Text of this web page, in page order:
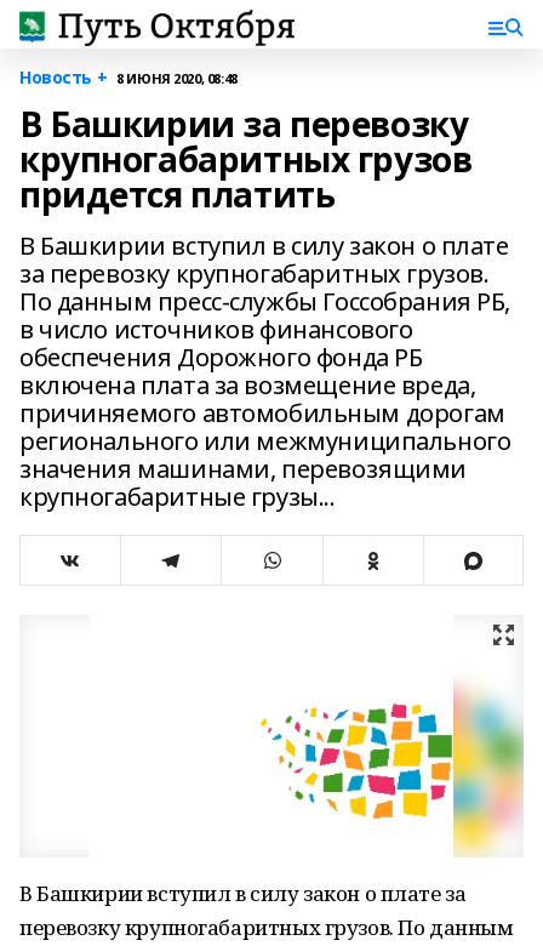
Новость + 8 ИЮНЯ 2020, 08:48
В Башкирии за перевозку
крупногабаритных грузов
придется платить
В Башкирии вступил в силу закон о плате
за перевозку крупногабаритных грузов.
По данным пресс-службы Госсобрания РБ,
в число источников финансового
обеспечения Дорожного фонда РБ
включена плата за возмещение вреда,
причиняемого автомобильным дорогам
регионального или межмуниципального
значения машинами, перевозящими
крупногабаритные грузы...
В Башкирии вступил в силу закон о плате за
перевозку крупногабаритных грузов. По данным